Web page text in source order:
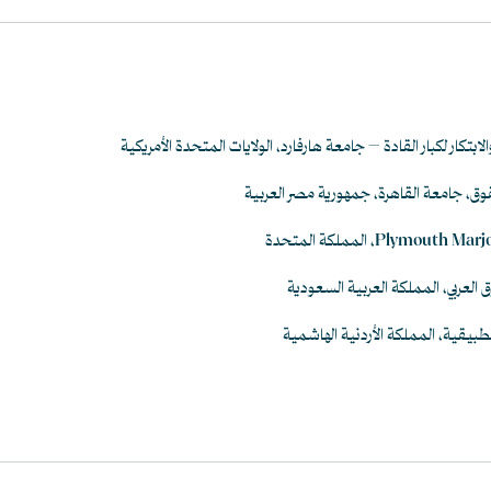
لكبار القادة – جامعة هارفارد، الولايات المتحدة الأمريكية
جامعة القاهرة، جمهورية مصر العربية
المملكة العربية السعودية
المملكة الأردنية الهاشمية